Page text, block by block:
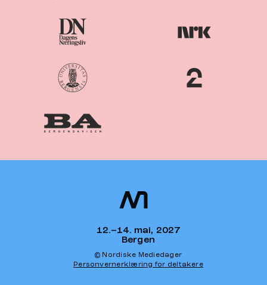
12.–14. mai, 2027
Bergen
© Nordiske Mediedager
Personvernerklæring for deltakere